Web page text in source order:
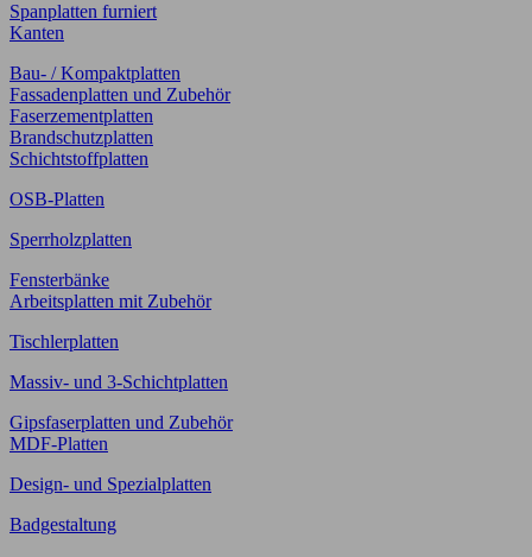
Spanplatten furniert
Kanten
Bau- / Kompaktplatten
Fassadenplatten und Zubehör
Faserzementplatten
Brandschutzplatten
Schichtstoffplatten
OSB-Platten
Sperrholzplatten
Fensterbänke
Arbeitsplatten mit Zubehör
Tischlerplatten
Massiv- und 3-Schichtplatten
Gipsfaserplatten und Zubehör
MDF-Platten
Design- und Spezialplatten
Badgestaltung